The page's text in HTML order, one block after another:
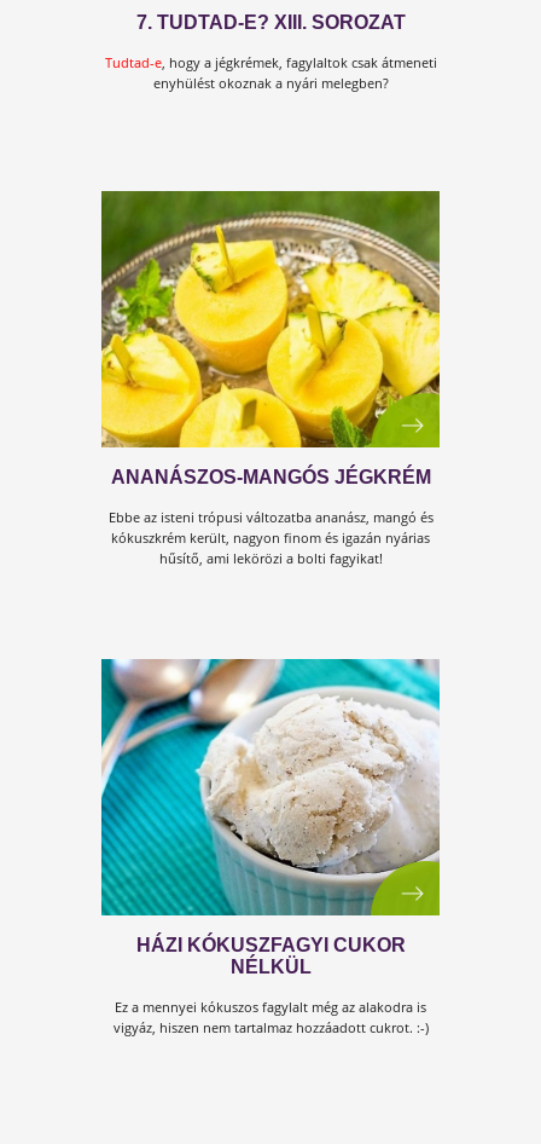
EPRES-VANÍLIÁS JÉGKRÉM
Egészségesen, görög joghurttal.
7. TUDTAD-E? XIII. SOROZAT
Tudtad-e , hogy a jégkrémek, fagylaltok csak